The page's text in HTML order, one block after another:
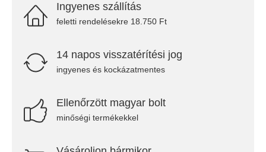
Ingyenes szállítás
feletti rendelésekre 18.750 Ft
14 napos visszatérítési jog
ingyenes és kockázatmentes
Ellenőrzött magyar bolt
minőségi termékekkel